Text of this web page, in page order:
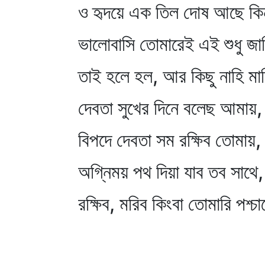
ও হৃদয়ে এক তিল দোষ আছে
ভালোবাসি তোমারেই এই শুধু
তাই হলে হল, আর কিছু নাহি
দেবতা সুখের দিনে বলেছ আমায়,
বিপদে দেবতা সম রক্ষিব তোমায়,
অগ্নিময় পথ দিয়া যাব তব সাথে,
রক্ষিব, মরিব কিংবা তোমারি